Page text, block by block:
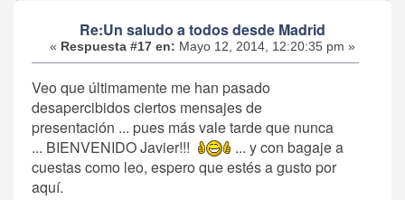
Re:Un saludo a todos desde Madrid
« Respuesta #17 en: Mayo 12, 2014, 12:20:35 pm »
Veo que últimamente me han pasado
desapercibidos ciertos mensajes de
presentación ... pues más vale tarde que nunca
... BIENVENIDO Javier!!!
... y con bagaje a
cuestas como leo, espero que estés a gusto por
aquí.